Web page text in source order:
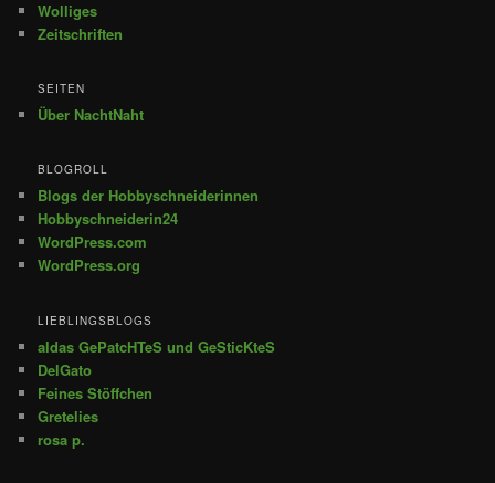
Wolliges
Zeitschriften
SEITEN
Über NachtNaht
BLOGROLL
Blogs der Hobbyschneiderinnen
Hobbyschneiderin24
WordPress.com
WordPress.org
LIEBLINGSBLOGS
aldas GePatcHTeS und GeSticKteS
DelGato
Feines Stöffchen
Gretelies
rosa p.